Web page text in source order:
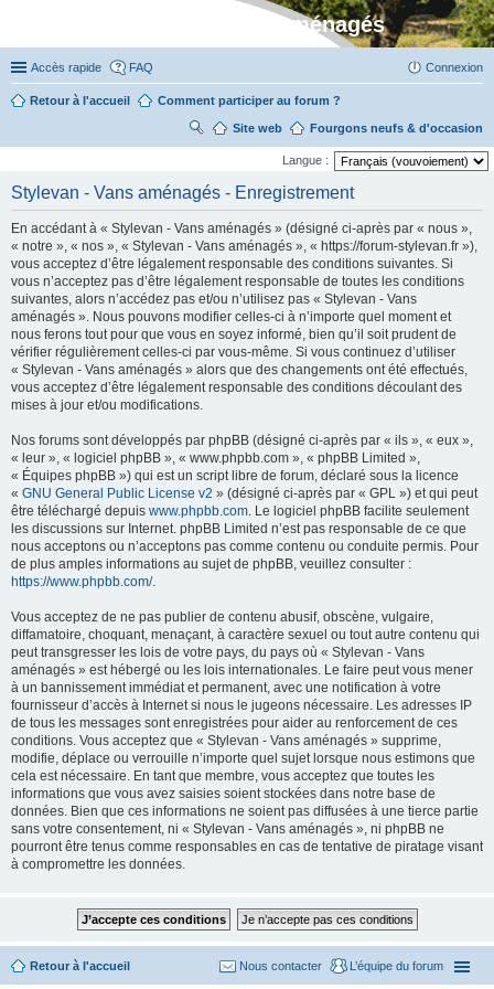
Stylevan - Vans aménagés
Accès rapide FAQ Connexion
Retour à l'accueil Comment participer au forum ?
Fourgons neufs & d'occasion
Site web
R
ch
er
Langue :
Stylevan - Vans aménagés - Enregistrement
En accédant à « Stylevan - Vans aménagés » (désigné ci-après par « nous »,
« notre », « nos », « Stylevan - Vans aménagés », « https://forum-stylevan.fr »),
vous acceptez d’être légalement responsable des conditions suivantes. Si
vous n’acceptez pas d’être légalement responsable de toutes les conditions
suivantes, alors n’accédez pas et/ou n’utilisez pas « Stylevan - Vans
aménagés ». Nous pouvons modifier celles-ci à n’importe quel moment et
nous ferons tout pour que vous en soyez informé, bien qu’il soit prudent de
vérifier régulièrement celles-ci par vous-même. Si vous continuez d’utiliser
« Stylevan - Vans aménagés » alors que des changements ont été effectués,
vous acceptez d’être légalement responsable des conditions découlant des
mises à jour et/ou modifications.
Nos forums sont développés par phpBB (désigné ci-après par « ils », « eux »,
« leur », « logiciel phpBB », « www.phpbb.com », « phpBB Limited »,
« Équipes phpBB ») qui est un script libre de forum, déclaré sous la licence
« GNU General Public License v2 » (désigné ci-après par « GPL ») et qui peut
être téléchargé depuis www.phpbb.com. Le logiciel phpBB facilite seulement
les discussions sur Internet. phpBB Limited n’est pas responsable de ce que
nous acceptons ou n’acceptons pas comme contenu ou conduite permis. Pour
de plus amples informations au sujet de phpBB, veuillez consulter :
https://www.phpbb.com/.
Vous acceptez de ne pas publier de contenu abusif, obscène, vulgaire,
diffamatoire, choquant, menaçant, à caractère sexuel ou tout autre contenu qui
peut transgresser les lois de votre pays, du pays où « Stylevan - Vans
aménagés » est hébergé ou les lois internationales. Le faire peut vous mener
à un bannissement immédiat et permanent, avec une notification à votre
fournisseur d’accès à Internet si nous le jugeons nécessaire. Les adresses IP
de tous les messages sont enregistrées pour aider au renforcement de ces
conditions. Vous acceptez que « Stylevan - Vans aménagés » supprime,
modifie, déplace ou verrouille n’importe quel sujet lorsque nous estimons que
cela est nécessaire. En tant que membre, vous acceptez que toutes les
informations que vous avez saisies soient stockées dans notre base de
données. Bien que ces informations ne soient pas diffusées à une tierce partie
sans votre consentement, ni « Stylevan - Vans aménagés », ni phpBB ne
pourront être tenus comme responsables en cas de tentative de piratage visant
à compromettre les données.
Retour à l'accueil L’équipe du forum
Nous contacter